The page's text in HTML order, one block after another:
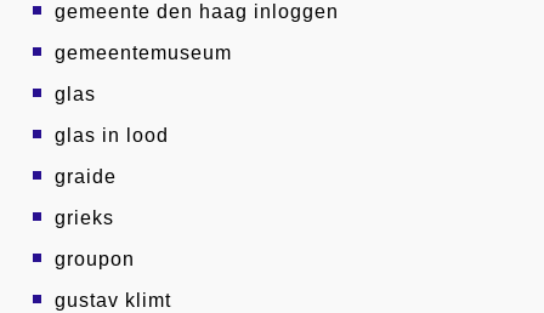
gemeente den haag inloggen
gemeentemuseum
glas
glas in lood
graide
grieks
groupon
gustav klimt